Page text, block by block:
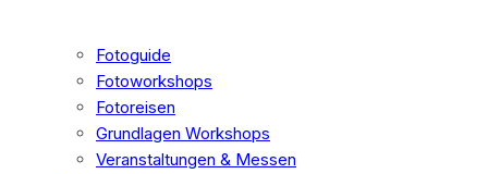
Fotoguide
Fotoworkshops
Fotoreisen
Grundlagen Workshops
Veranstaltungen & Messen